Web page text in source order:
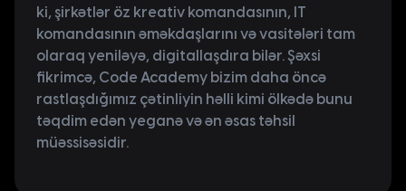
ki, şirkətlər öz kreativ komandasının, IT
komandasının əməkdaşlarını və vasitələri tam
olaraq yeniləyə, digitallaşdıra bilər. Şəxsi
fikrimcə, Code Academy bizim daha öncə
rastlaşdığımız çətinliyin həlli kimi ölkədə bunu
təqdim edən yeganə və ən əsas təhsil
müəssisəsidir.